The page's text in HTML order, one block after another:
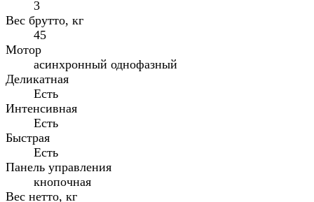
3
Вес брутто, кг
45
Мотор
асинхронный однофазный
Деликатная
Есть
Интенсивная
Есть
Быстрая
Есть
Панель управления
кнопочная
Вес нетто, кг